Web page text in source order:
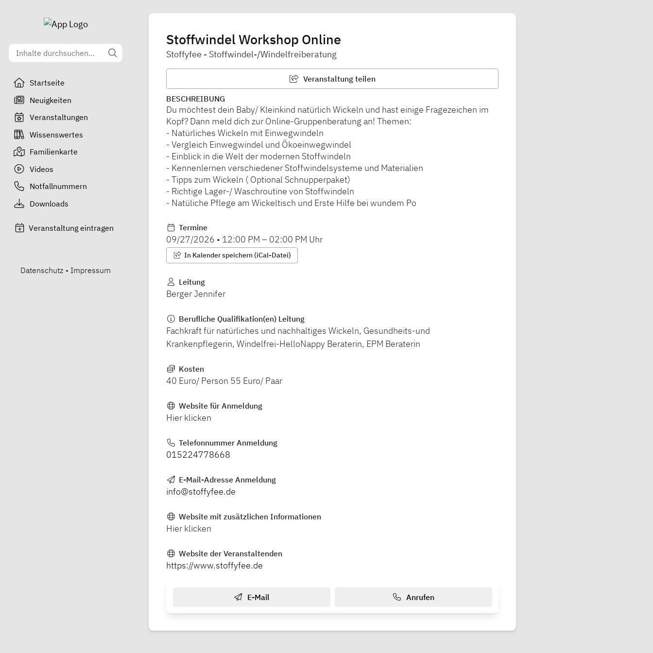
Startseite
Neuigkeiten
Veranstaltungen
Wissenswertes
Familienkarte
Videos
Notfallnummern
Downloads
Veranstaltung eintragen
Datenschutz • Impressum
Stoffwindel Workshop Online
Stoffyfee - Stoffwindel-/Windelfreiberatung
Veranstaltung teilen
BESCHREIBUNG
Du möchtest dein Baby/ Kleinkind natürlich Wickeln und hast einige Fragezeichen im
Kopf? Dann meld dich zur Online-Gruppenberatung an! Themen:
- Natürliches Wickeln mit Einwegwindeln
- Vergleich Einwegwindel und Ökoeinwegwindel
- Einblick in die Welt der modernen Stoffwindeln
- Kennenlernen verschiedener Stoffwindelsysteme und Materialien
- Tipps zum Wickeln ( Optional Schnupperpaket)
- Richtige Lager-/ Waschroutine von Stoffwindeln
- Natüliche Pflege am Wickeltisch und Erste Hilfe bei wundem Po
Termine
09/27/2026 • 12:00 PM – 02:00 PM Uhr
In Kalender speichern (iCal-Datei)
Leitung
Berger Jennifer
Berufliche Qualifikation(en) Leitung
Fachkraft für natürliches und nachhaltiges Wickeln, Gesundheits-und
Krankenpflegerin, Windelfrei-HelloNappy Beraterin, EPM Beraterin
Kosten
40 Euro/ Person 55 Euro/ Paar
Website für Anmeldung
Hier klicken
Telefonnummer Anmeldung
015224778668
E-Mail-Adresse Anmeldung
info@stoffyfee.de
Website mit zusätzlichen Informationen
Hier klicken
Website der Veranstaltenden
https://www.stoffyfee.de
E-Mail Anrufen